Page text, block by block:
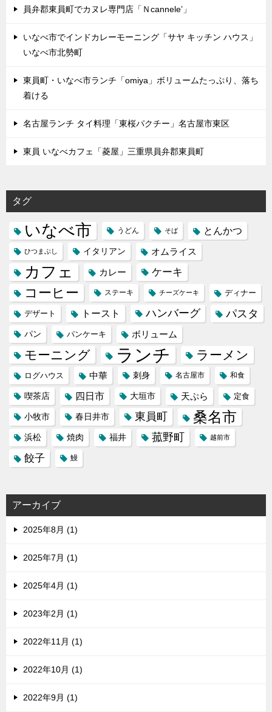
員弁郡東員町でカヌレ専門店「Ｎcannele’」
いなべ市でインドカレーモーニング「サヤ キッチン ハウス」
いなべ市北勢町
東員町・いなべ市ランチ「omiya」ボリュームたっぷり、落ち
着ける
名古屋ランチ タイ料理「東桜パクチー」名古屋市東区
東員 いなべカフェ「菱屋」三重県員弁郡東員町
タグ
いなべ市 うどん そば とんかつ
ひつまぶし イタリアン オムライス
カフェ カレー ケーキ
コーヒー ステーキ チーズケーキ ディナー
デザート トースト ハンバーグ パスタ
パン パンケーキ ボリューム
モーニング ランチ ラーメン
ログハウス 中華 刺身 名古屋市 和食
喫茶店 四日市 大垣市 天ぷら 定食
小牧市 春日井市 東員町 桑名市
浜松 焼肉 福井 菰野町 越前市
餃子 鰻
アーカイブ
2025年8月 (1)
2025年7月 (1)
2025年4月 (1)
2023年2月 (1)
2022年11月 (1)
2022年10月 (1)
2022年9月 (1)